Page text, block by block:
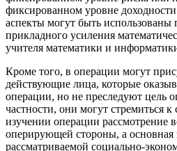
фиксированном уровне
аспекты могут быть использованы
прикладного усиления
учителя математики и
Кроме того, в операции могут
действующие лица, которые
операции, но не преследуют цель
частности, они могут стремиться
изучении операции рассмотрение
оперирующей стороны, а основная
рассматриваемой социально-